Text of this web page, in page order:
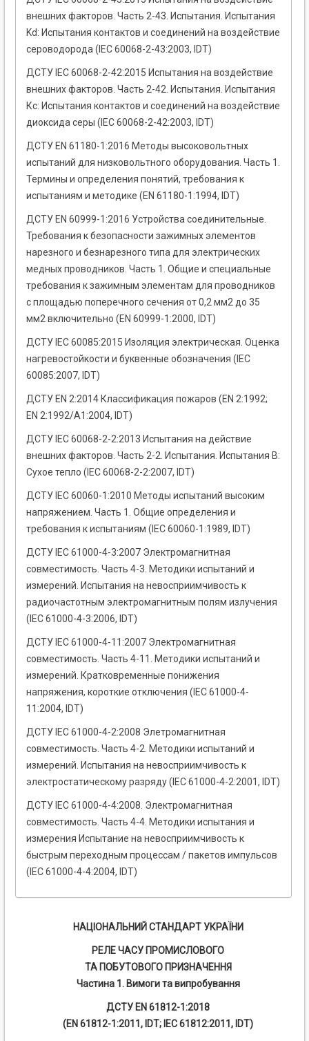
внешних факторов. Часть 2-43. Испытания. Испытания
Kd: Испытания контактов и соединений на воздействие
сероводорода (IEC 60068-2-43:2003, IDT)
ДСТУ IEC 60068-2-42:2015 Испытания на воздействие
внешних факторов. Часть 2-42. Испытания. Испытания
Кс: Испытания контактов и соединений на воздействие
диоксида серы (IEC 60068-2-42:2003, IDT)
ДСТУ EN 61180-1:2016 Методы высоковольтных
испытаний для низковольтного оборудования. Часть 1.
Термины и определения понятий, требования к
испытаниям и методике (EN 61180-1:1994, IDT)
ДСТУ EN 60999-1:2016 Устройства соединительные.
Требования к безопасности зажимных элементов
нарезного и безнарезного типа для электрических
медных проводников. Часть 1. Общие и специальные
требования к зажимным элементам для проводников
с площадью поперечного сечения от 0,2 мм2 до 35
мм2 включительно (EN 60999-1:2000, IDТ)
ДСТУ ІЕС 60085:2015 Изоляция электрическая. Оценка
нагревостойкости и буквенные обозначения (ІЕС
60085:2007, IDT)
ДСТУ EN 2:2014 Классификация пожаров (EN 2:1992;
EN 2:1992/A1:2004, IDT)
ДСТУ ІЕС 60068-2-2:2013 Испытания на действие
внешних факторов. Часть 2-2. Испытания. Испытания В:
Сухое тепло (ІЕС 60068-2-2:2007, IDТ)
ДСТУ ІЕС 60060-1:2010 Методы испытаний высоким
напряжением. Часть 1. Общие определения и
требования к испытаниям (ІЕС 60060-1:1989, IDT)
ДСТУ IEC 61000-4-3:2007 Электромагнитная
совместимость. Часть 4-3. Методики испытаний и
измерений. Испытания на невосприимчивость к
радиочастотным электромагнитным полям излучения
(ІЕС 61000-4-3:2006, IDT)
ДСТУ IEC 61000-4-11:2007 Электромагнитная
совместимость. Часть 4-11. Методики испытаний и
измерений. Кратковременные понижения
напряжения, короткие отключения (ІEC 61000-4-
11:2004, IDT)
ДСТУ IEC 61000-4-2:2008 Элетромагнитная
совместимость. Часть 4-2. Методики испытаний и
измерений. Испытания на невосприимчивость к
электростатическому разряду (ІЕС 61000-4-2:2001, IDТ)
ДСТУ ІЕС 61000-4-4:2008. Электромагнитная
совместимость. Часть 4-4. Методики испытания и
измерения Испытание на невосприимчивость к
быстрым переходным процессам / пакетов импульсов
(IEC 61000-4-4:2004, IDT)
НАЦІОНАЛЬНИЙ СТАНДАРТ УКРАЇНИ
РЕЛЕ ЧАСУ ПРОМИСЛОВОГО
ТА ПОБУТОВОГО ПРИЗНАЧЕННЯ
Частина 1. Вимоги та випробування
ДСТУ EN 61812-1:2018
(EN 61812-1:2011, IDT; ІЕС 61812:2011, IDT)